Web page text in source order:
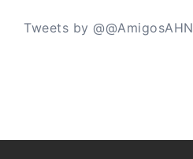
Tweets by @@AmigosAHN